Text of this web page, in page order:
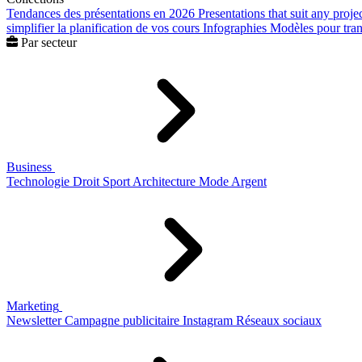
Tendances des présentations en 2026 Presentations that suit any
simplifier la planification de vos cours Infographies Modèles pour
Par secteur
Business
Technologie Droit Sport Architecture Mode Argent
Marketing
Newsletter Campagne publicitaire Instagram Réseaux sociaux